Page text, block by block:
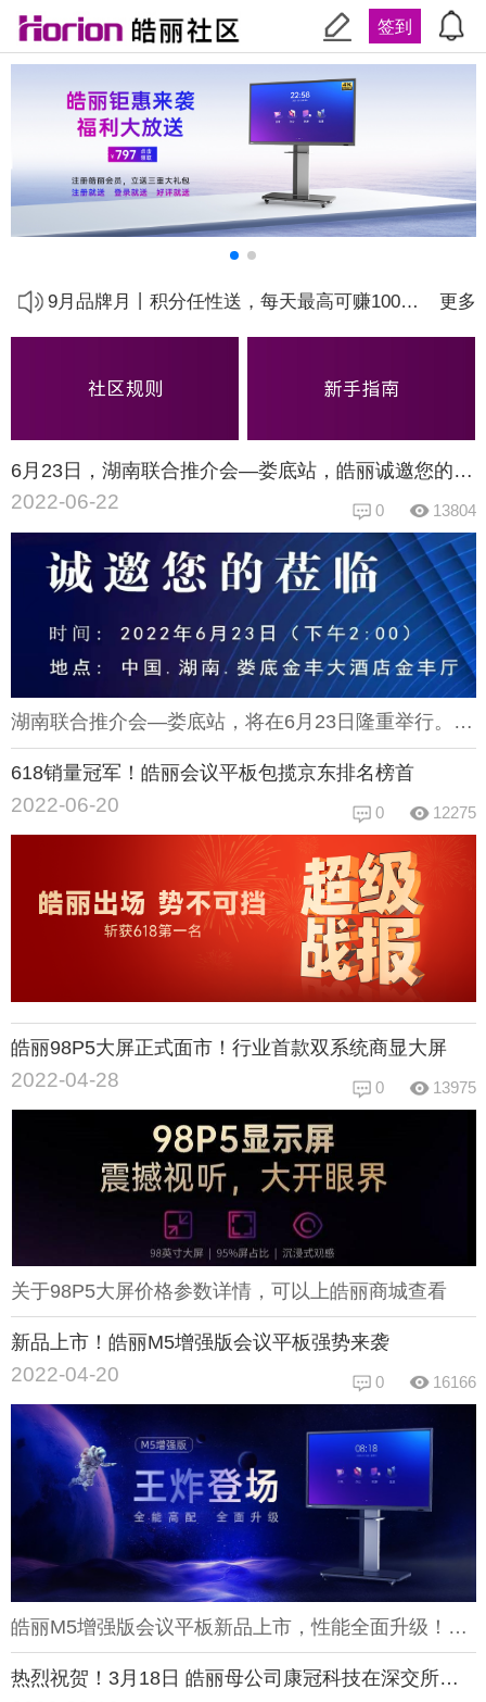
签到
关于皓丽商城会员专区积分兑换下线的通知
9.28品牌盛典丨社区签到送优惠券啦！
9月品牌月丨积分任性送，每天最高可赚1000元
【重磅】喜迎9月周年庆，皓丽社区将提高积分额度
更多
6月23日，湖南联合推介会—娄底站，皓丽诚邀您的莅临！
2022-06-22 0 13804
湖南联合推介会—娄底站，将在6月23日隆重举行。推介会作为重要的一种推广宣传方式，已广被认可。旨在帮助企业、社会组织和团体、政府等宣扬自己的特点、产品和政策，促进交流活动，为合作双方带来利益。同时向推荐对象传达相关组织、团体或企业的情况、文化价值观、人力资源政策等信息。本次推介会将围绕智能显示网络音频渠道展开，介绍并推广当地高新科技的显示和音频信息技术及产品。在数字化转型、可持续发展的今天，智慧化办公的推崇促进着显示类与音频类产品的更新完善。在这样的大环境下，科技信息的交流也使得本次推介会尤为重要。岳阳站会场展示皓丽凭借丰富的产品线、优秀的创新技术和完善的供应链体系，成为显示类行业的重要角色品牌。不仅在上届岳阳站的推介会上大放异彩，更在今年的电商618活动中拔得头筹，包揽京东榜首。相信本次推介会，皓丽的产品也将让您眼前一新！皓丽在此诚邀您的莅临，期待在湖南联合推介会—娄底站与您的相遇！
618销量冠军！皓丽会议平板包揽京东排名榜首
2022-06-20 0 12275
皓丽98P5大屏正式面市！行业首款双系统商显大屏
2022-04-28 0 13975
关于98P5大屏价格参数详情，可以上皓丽商城查看
新品上市！皓丽M5增强版会议平板强势来袭
2022-04-20 0 16166
皓丽M5增强版会议平板新品上市，性能全面升级！这次M5增强版采用的是Mali-G52芯片，A73架构四核CPU，性能较上代提升了167%，并内置8G+64G的超大处理内存，再大型的软件也可以行云般流畅；另外相比上一代会议平板，M5增强版还首次采用了双4K显示屏幕，即4K分辨率+4K Ui界面，动态画质更清晰细腻，技术引领行业！这次皓丽M5增强版会议平板性能和配置都得到大提升，但在价格上还享受一定优惠，如果想了解优惠活动和商品详情，请上皓丽商城查看购买，现货现销！
热烈祝贺！3月18日 皓丽母公司康冠科技在深交所成功上市